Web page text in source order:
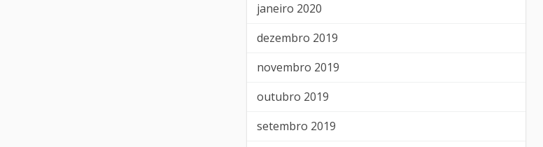
janeiro 2020
dezembro 2019
novembro 2019
outubro 2019
setembro 2019